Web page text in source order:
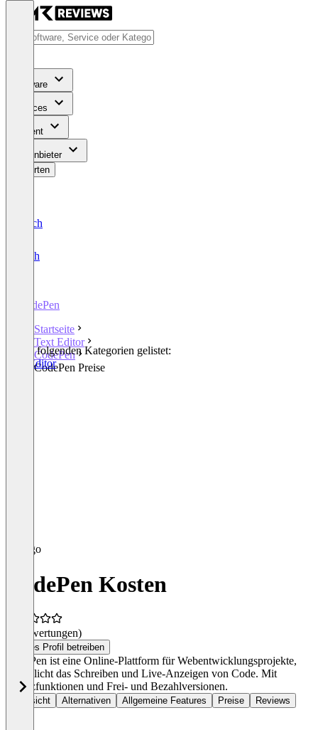
Software
Services
Content
Für Anbieter
Bewerten
Deutsch
English
CodePen
Startseite
Text Editor
CodePen
CodePen Preise
In den folgenden Kategorien gelistet:
Text Editor
CodePen Kosten
(0 Bewertungen)
Dieses Profil betreiben
CodePen ist eine Online-Plattform für Webentwicklungsprojekte,
ermöglicht das Schreiben und Live-Anzeigen von Code. Mit
Zusatzfunktionen und Frei- und Bezahlversionen.
Übersicht Alternativen Allgemeine Features Preise Reviews